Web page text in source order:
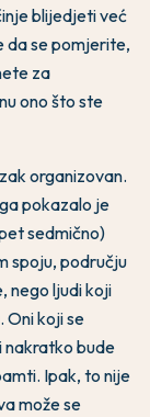
blijedjeti već
da se pomjerite,
za
ono što ste
organizovan.
pokazalo je
sedmično)
spoju, području
nego ljudi koji
Oni koji se
nakratko bude
Ipak, to nije
može se